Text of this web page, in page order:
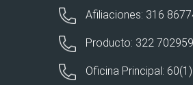
Afiliaciones: 316
Producto: 322
Oficina Principal: